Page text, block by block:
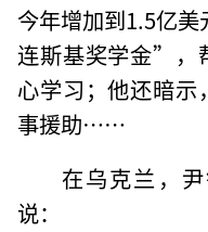
今年增加到1.5亿
连斯基奖学金”，
心学习；他还暗示
事援助……
在乌克兰，
说：